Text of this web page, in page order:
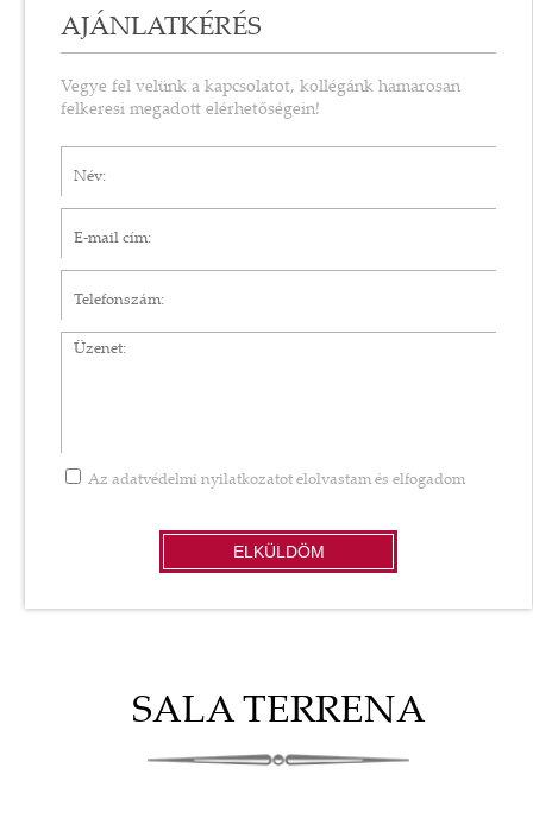
AJÁNLATKÉRÉS
Vegye fel velünk a kapcsolatot, kollégánk hamarosan
felkeresi megadott elérhetőségein!
Üzenet
Az adatvédelmi nyilatkozatot elolvastam és elfogadom
ELKÜLDÖM
SALA TERRENA